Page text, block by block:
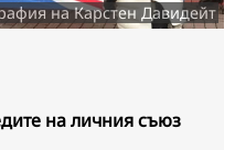
на Карстен Давидейт
на личния съюз